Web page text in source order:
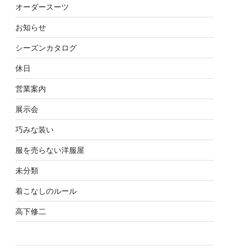
オーダースーツ
お知らせ
シーズンカタログ
休日
営業案内
展示会
巧みな装い
服を売らない洋服屋
未分類
着こなしのルール
高下修二